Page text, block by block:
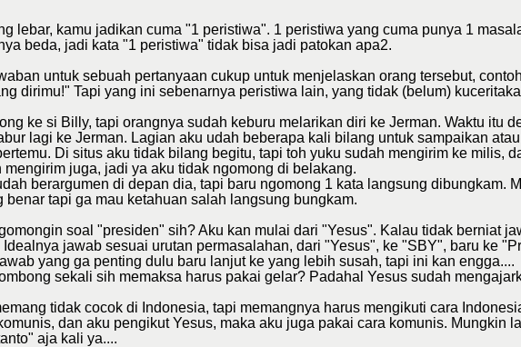
lebar, kamu jadikan cuma "1 peristiwa". 1 peristiwa yang cuma punya 1
beda, jadi kata "1 peristiwa" tidak bisa jadi patokan apa2.
untuk sebuah pertanyaan cukup untuk menjelaskan orang tersebut,
dirimu!" Tapi yang ini sebenarnya peristiwa lain, yang tidak (belum)
ke si Billy, tapi orangnya sudah keburu melarikan diri ke Jerman. Waktu itu
lagi ke Jerman. Lagian aku udah beberapa kali bilang untuk sampaikan
Di situs aku tidak bilang begitu, tapi toh yuku sudah mengirim ke milis,
mengirim juga, jadi ya aku tidak ngomong di belakang.
berargumen di depan dia, tapi baru ngomong 1 kata langsung dibungkam.
benar tapi ga mau ketahuan salah langsung bungkam.
soal "presiden" sih? Aku kan mulai dari "Yesus". Kalau tidak berniat
Idealnya jawab sesuai urutan permasalahan, dari "Yesus", ke "SBY", baru ke
yang ga penting dulu baru lanjut ke yang lebih susah, tapi ini kan engga....
sekali sih memaksa harus pakai gelar? Padahal Yesus sudah
tidak cocok di Indonesia, tapi memangnya harus mengikuti cara
dan aku pengikut Yesus, maka aku juga pakai cara komunis. Mungkin
aja kali ya....